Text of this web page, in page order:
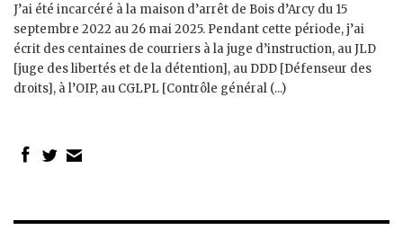
J’ai été incarcéré à la maison d’arrêt de Bois d’Arcy du 15
septembre 2022 au 26 mai 2025. Pendant cette période, j’ai
écrit des centaines de courriers à la juge d’instruction, au JLD
[juge des libertés et de la détention], au DDD [Défenseur des
droits], à l’OIP, au CGLPL [Contrôle général (...)